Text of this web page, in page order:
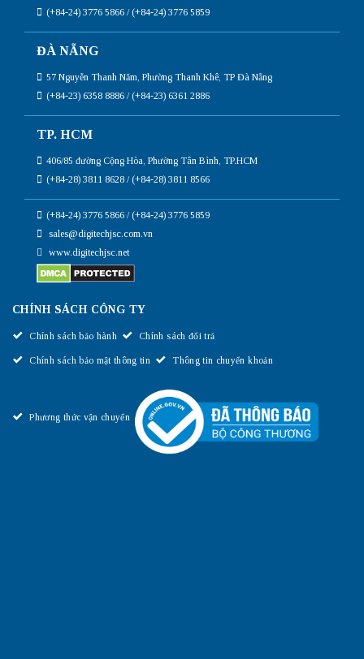
(+84-24) 3776 5866 / (+84-24) 3776 5859
ĐÀ NẴNG
57 Nguyễn Thanh Năm, Phường Thanh Khê, TP Đà Nẵng
(+84-23) 6358 8886 / (+84-23) 6361 2886
TP. HCM
406/85 đường Cộng Hòa, Phường Tân Bình, TP.HCM
(+84-28) 3811 8628 / (+84-28) 3811 8566
(+84-24) 3776 5866 / (+84-24) 3776 5859
sales@digitechjsc.com.vn
www.digitechjsc.net
CHÍNH SÁCH CÔNG TY
Chính sách bảo hành Chính sách đổi trả
Chính sách bảo mật thông tin Thông tin chuyển khoản
Phương thức vận chuyển